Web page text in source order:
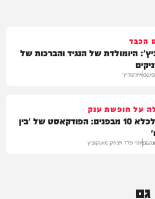
הכבד
היומולדת של הנגיד והברכות של
06/איצקוביץ'
על חופשת ענק
הצצה לכלא 10 מבפנים: הפודקאסט של 'בין
06/יוסי פלד ויצחק מושקוביץ
גם